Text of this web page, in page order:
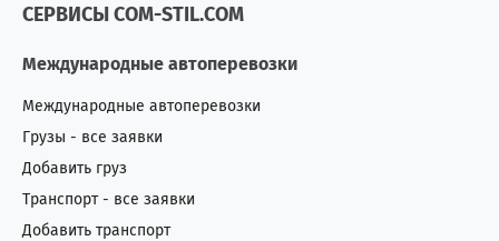
СЕРВИСЫ COM-STIL.COM
Международные автоперевозки
Международные автоперевозки
Грузы - все заявки
Добавить груз
Транспорт - все заявки
Добавить транспорт